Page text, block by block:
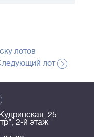
лотов
лот
25
2-й этаж